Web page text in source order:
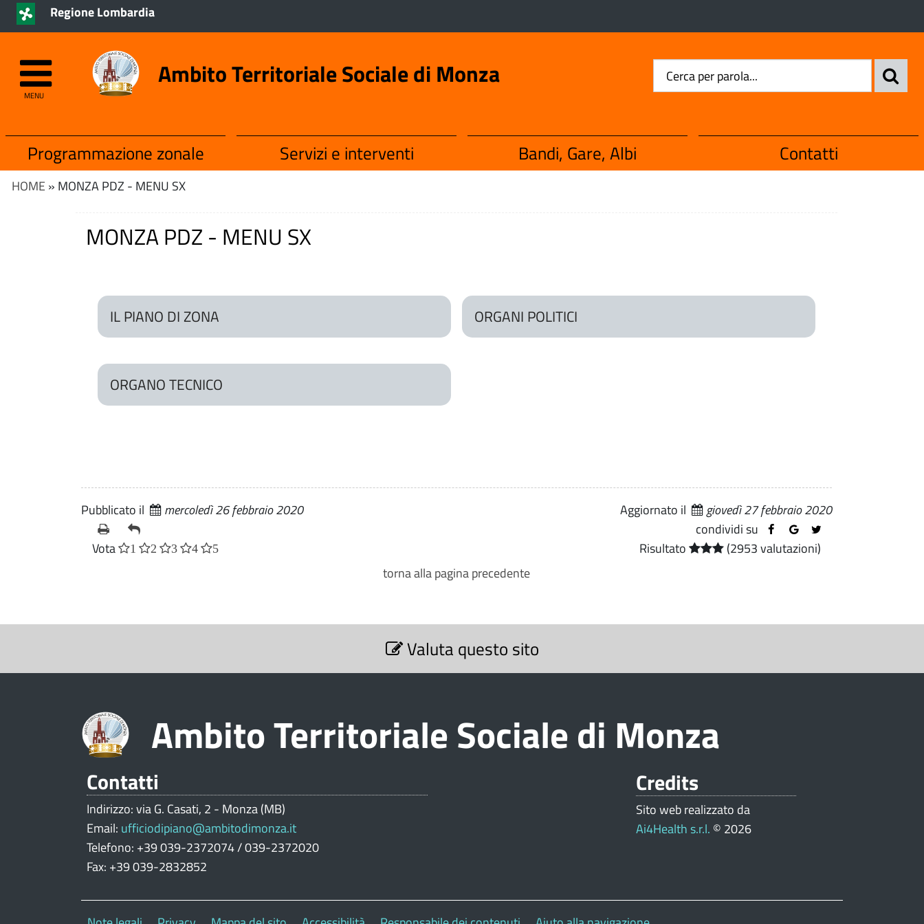
Regione Lombardia
MENU
Ambito Territoriale Sociale di Monza
Programmazione zonale Servizi e interventi Bandi, Gare, Albi Contatti
HOME » MONZA PDZ - MENU SX
MONZA PDZ - MENU SX
IL PIANO DI ZONA ORGANI POLITICI
ORGANO TECNICO
Pubblicato il mercoledì 26 febbraio 2020 Aggiornato il
giovedì 27 febbraio 2020
condividi su
Vota
1 2 3 4 5 Risultato
(2953 valutazioni)
torna alla pagina precedente
z
Valuta questo sito
Ambito Territoriale Sociale di Monza
Contatti
Indirizzo: via G. Casati, 2 - Monza (MB)
Email: ufficiodipiano@ambitodimonza.it
Telefono: +39 039-2372074 / 039-2372020
Fax: +39 039-2832852
Credits
Sito web realizzato da
Ai4Health s.r.l. © 2026